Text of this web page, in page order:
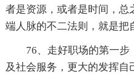
者是资源，或者是时间，总
端人脉的不二法则，就是把
76、走好职场的第一
及社会服务，更大的发挥